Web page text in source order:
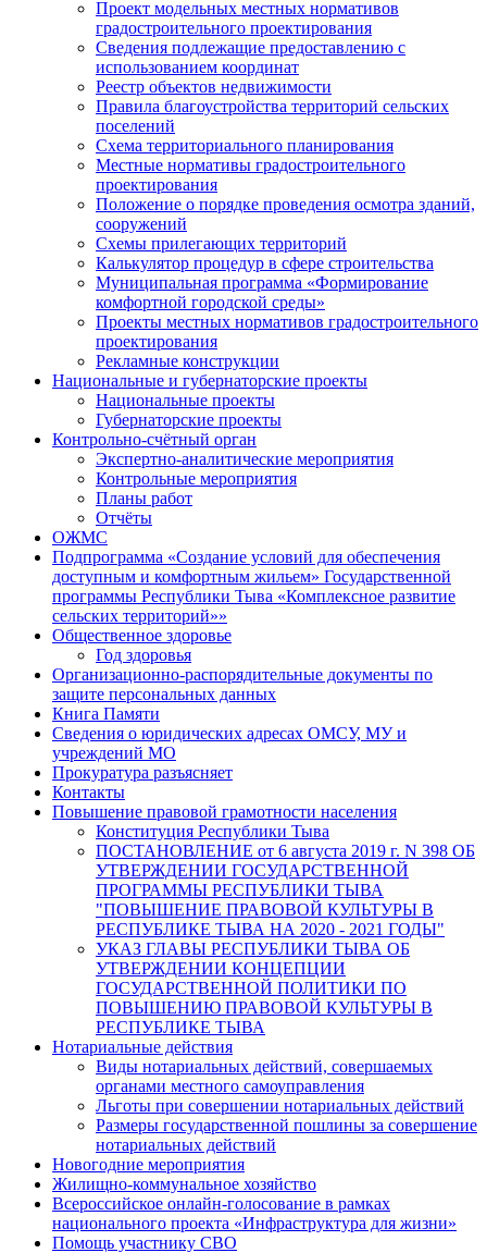
Проект модельных местных нормативов
градостроительного проектирования
Сведения подлежащие предоставлению с
использованием координат
Реестр объектов недвижимости
Правила благоустройства территорий сельских
поселений
Схема территориального планирования
Местные нормативы градостроительного
проектирования
Положение о порядке проведения осмотра зданий,
сооружений
Схемы прилегающих территорий
Калькулятор процедур в сфере строительства
Муниципальная программа «Формирование
комфортной городской среды»
Проекты местных нормативов градостроительного
проектирования
Рекламные конструкции
Национальные и губернаторские проекты
Национальные проекты
Губернаторские проекты
Контрольно-счётный орган
Экспертно-аналитические мероприятия
Контрольные мероприятия
Планы работ
Отчёты
ОЖМС
Подпрограмма «Создание условий для обеспечения
доступным и комфортным жильем» Государственной
программы Республики Тыва «Комплексное развитие
сельских территорий»»
Общественное здоровье
Год здоровья
Организационно-распорядительные документы по
защите персональных данных
Книга Памяти
Сведения о юридических адресах ОМСУ, МУ и
учреждений МО
Прокуратура разъясняет
Контакты
Повышение правовой грамотности населения
Конституция Республики Тыва
ПОСТАНОВЛЕНИЕ от 6 августа 2019 г. N 398 ОБ
УТВЕРЖДЕНИИ ГОСУДАРСТВЕННОЙ
ПРОГРАММЫ РЕСПУБЛИКИ ТЫВА
"ПОВЫШЕНИЕ ПРАВОВОЙ КУЛЬТУРЫ В
РЕСПУБЛИКЕ ТЫВА НА 2020 - 2021 ГОДЫ"
УКАЗ ГЛАВЫ РЕСПУБЛИКИ ТЫВА ОБ
УТВЕРЖДЕНИИ КОНЦЕПЦИИ
ГОСУДАРСТВЕННОЙ ПОЛИТИКИ ПО
ПОВЫШЕНИЮ ПРАВОВОЙ КУЛЬТУРЫ В
РЕСПУБЛИКЕ ТЫВА
Нотариальные действия
Виды нотариальных действий, совершаемых
органами местного самоуправления
Льготы при совершении нотариальных действий
Размеры государственной пошлины за совершение
нотариальных действий
Новогодние мероприятия
Жилищно-коммунальное хозяйство
Всероссийское онлайн-голосование в рамках
национального проекта «Инфраструктура для жизни»
Помощь участнику СВО